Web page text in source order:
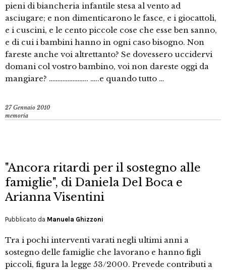
pieni di biancheria infantile stesa al vento ad
asciugare; e non dimenticarono le fasce, e i giocattoli,
e i cuscini, e le cento piccole cose che esse ben sanno,
e di cui i bambini hanno in ogni caso bisogno. Non
fareste anche voi altrettanto? Se dovessero uccidervi
domani col vostro bambino, voi non dareste oggi da
mangiare? ………………….. …..e quando tutto …
27 Gennaio 2010
memoria
"Ancora ritardi per il sostegno alle
famiglie", di Daniela Del Boca e
Arianna Visentini
Pubblicato da Manuela Ghizzoni
Tra i pochi interventi varati negli ultimi anni a
sostegno delle famiglie che lavorano e hanno figli
piccoli, figura la legge 53/2000. Prevede contributi a